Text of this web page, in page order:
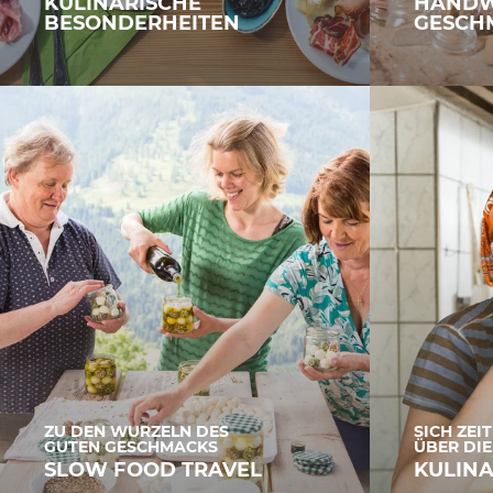
BESONDERHEITEN
ZU DEN WURZELN DES
GUTEN GESCHMACKS
SLOW FOOD TRAVEL
SICH
ÜBER